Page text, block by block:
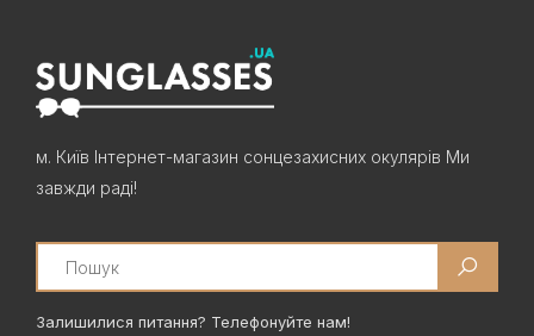
м. Київ Інтернет-магазин сонцезахисних окулярів Ми
завжди раді!
Search
Залишилися питання? Телефонуйте нам!